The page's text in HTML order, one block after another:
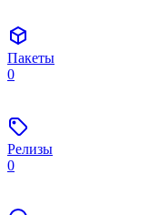
Пакеты
0
Релизы
0